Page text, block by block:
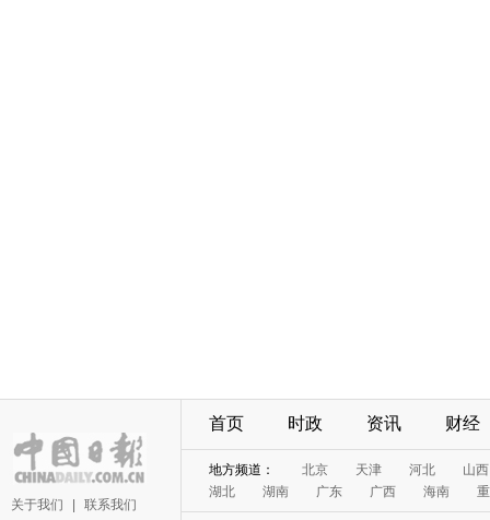
关于我们 联系我们
首页 时政 资讯 财经
地方频道： 北京 天津 河北
山西
湖北
湖南 广东 广西 海南